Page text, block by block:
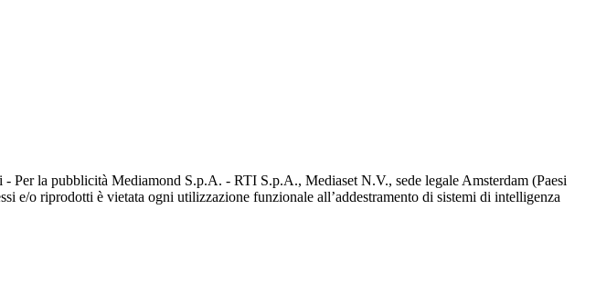
la pubblicità Mediamond S.p.A. - RTI S.p.A., Mediaset N.V., sede legale Amsterdam (Paesi
e/o riprodotti è vietata ogni utilizzazione funzionale all’addestramento di sistemi di intelligenza